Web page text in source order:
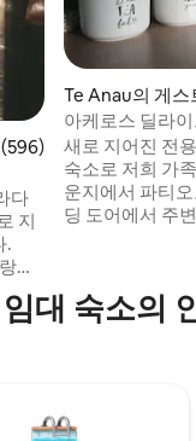
점(5점 만점), 후기
다
지
.
하
을
Te Anau의 게스
아케로스 딜라이
새로 지어진 전
숙소로 저희 가
운지에서 파티
딩 도어에서 주
요리에 필요한
마트 TV를 갖춘
대 숙소의